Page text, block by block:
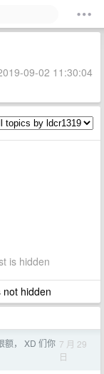
09-02 11:30:04
is hidden
hidden
额， XD 们你 7 月 29
日